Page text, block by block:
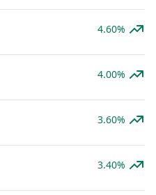
4.60%
4.00%
3.60%
3.40%